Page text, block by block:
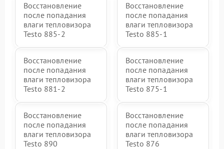
Восстановление
после попадания
влаги тепловизора
Testo 885-2
Восстановление
после попадания
влаги тепловизора
Testo 885-1
Восстановление
после попадания
влаги тепловизора
Testo 881-2
Восстановление
после попадания
влаги тепловизора
Testo 875-1
Восстановление
после попадания
влаги тепловизора
Testo 890
Восстановление
после попадания
влаги тепловизора
Testo 876